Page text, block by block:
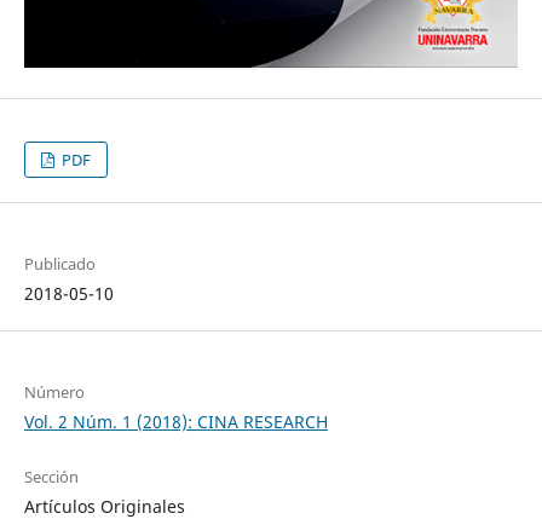
PDF
Publicado
2018-05-10
Número
Vol. 2 Núm. 1 (2018): CINA RESEARCH
Sección
Artículos Originales